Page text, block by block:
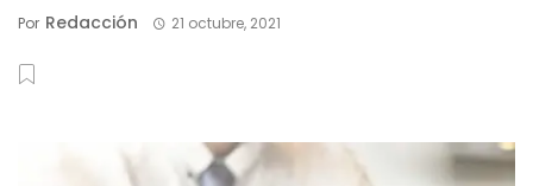
Por Redacción 21 octubre, 2021